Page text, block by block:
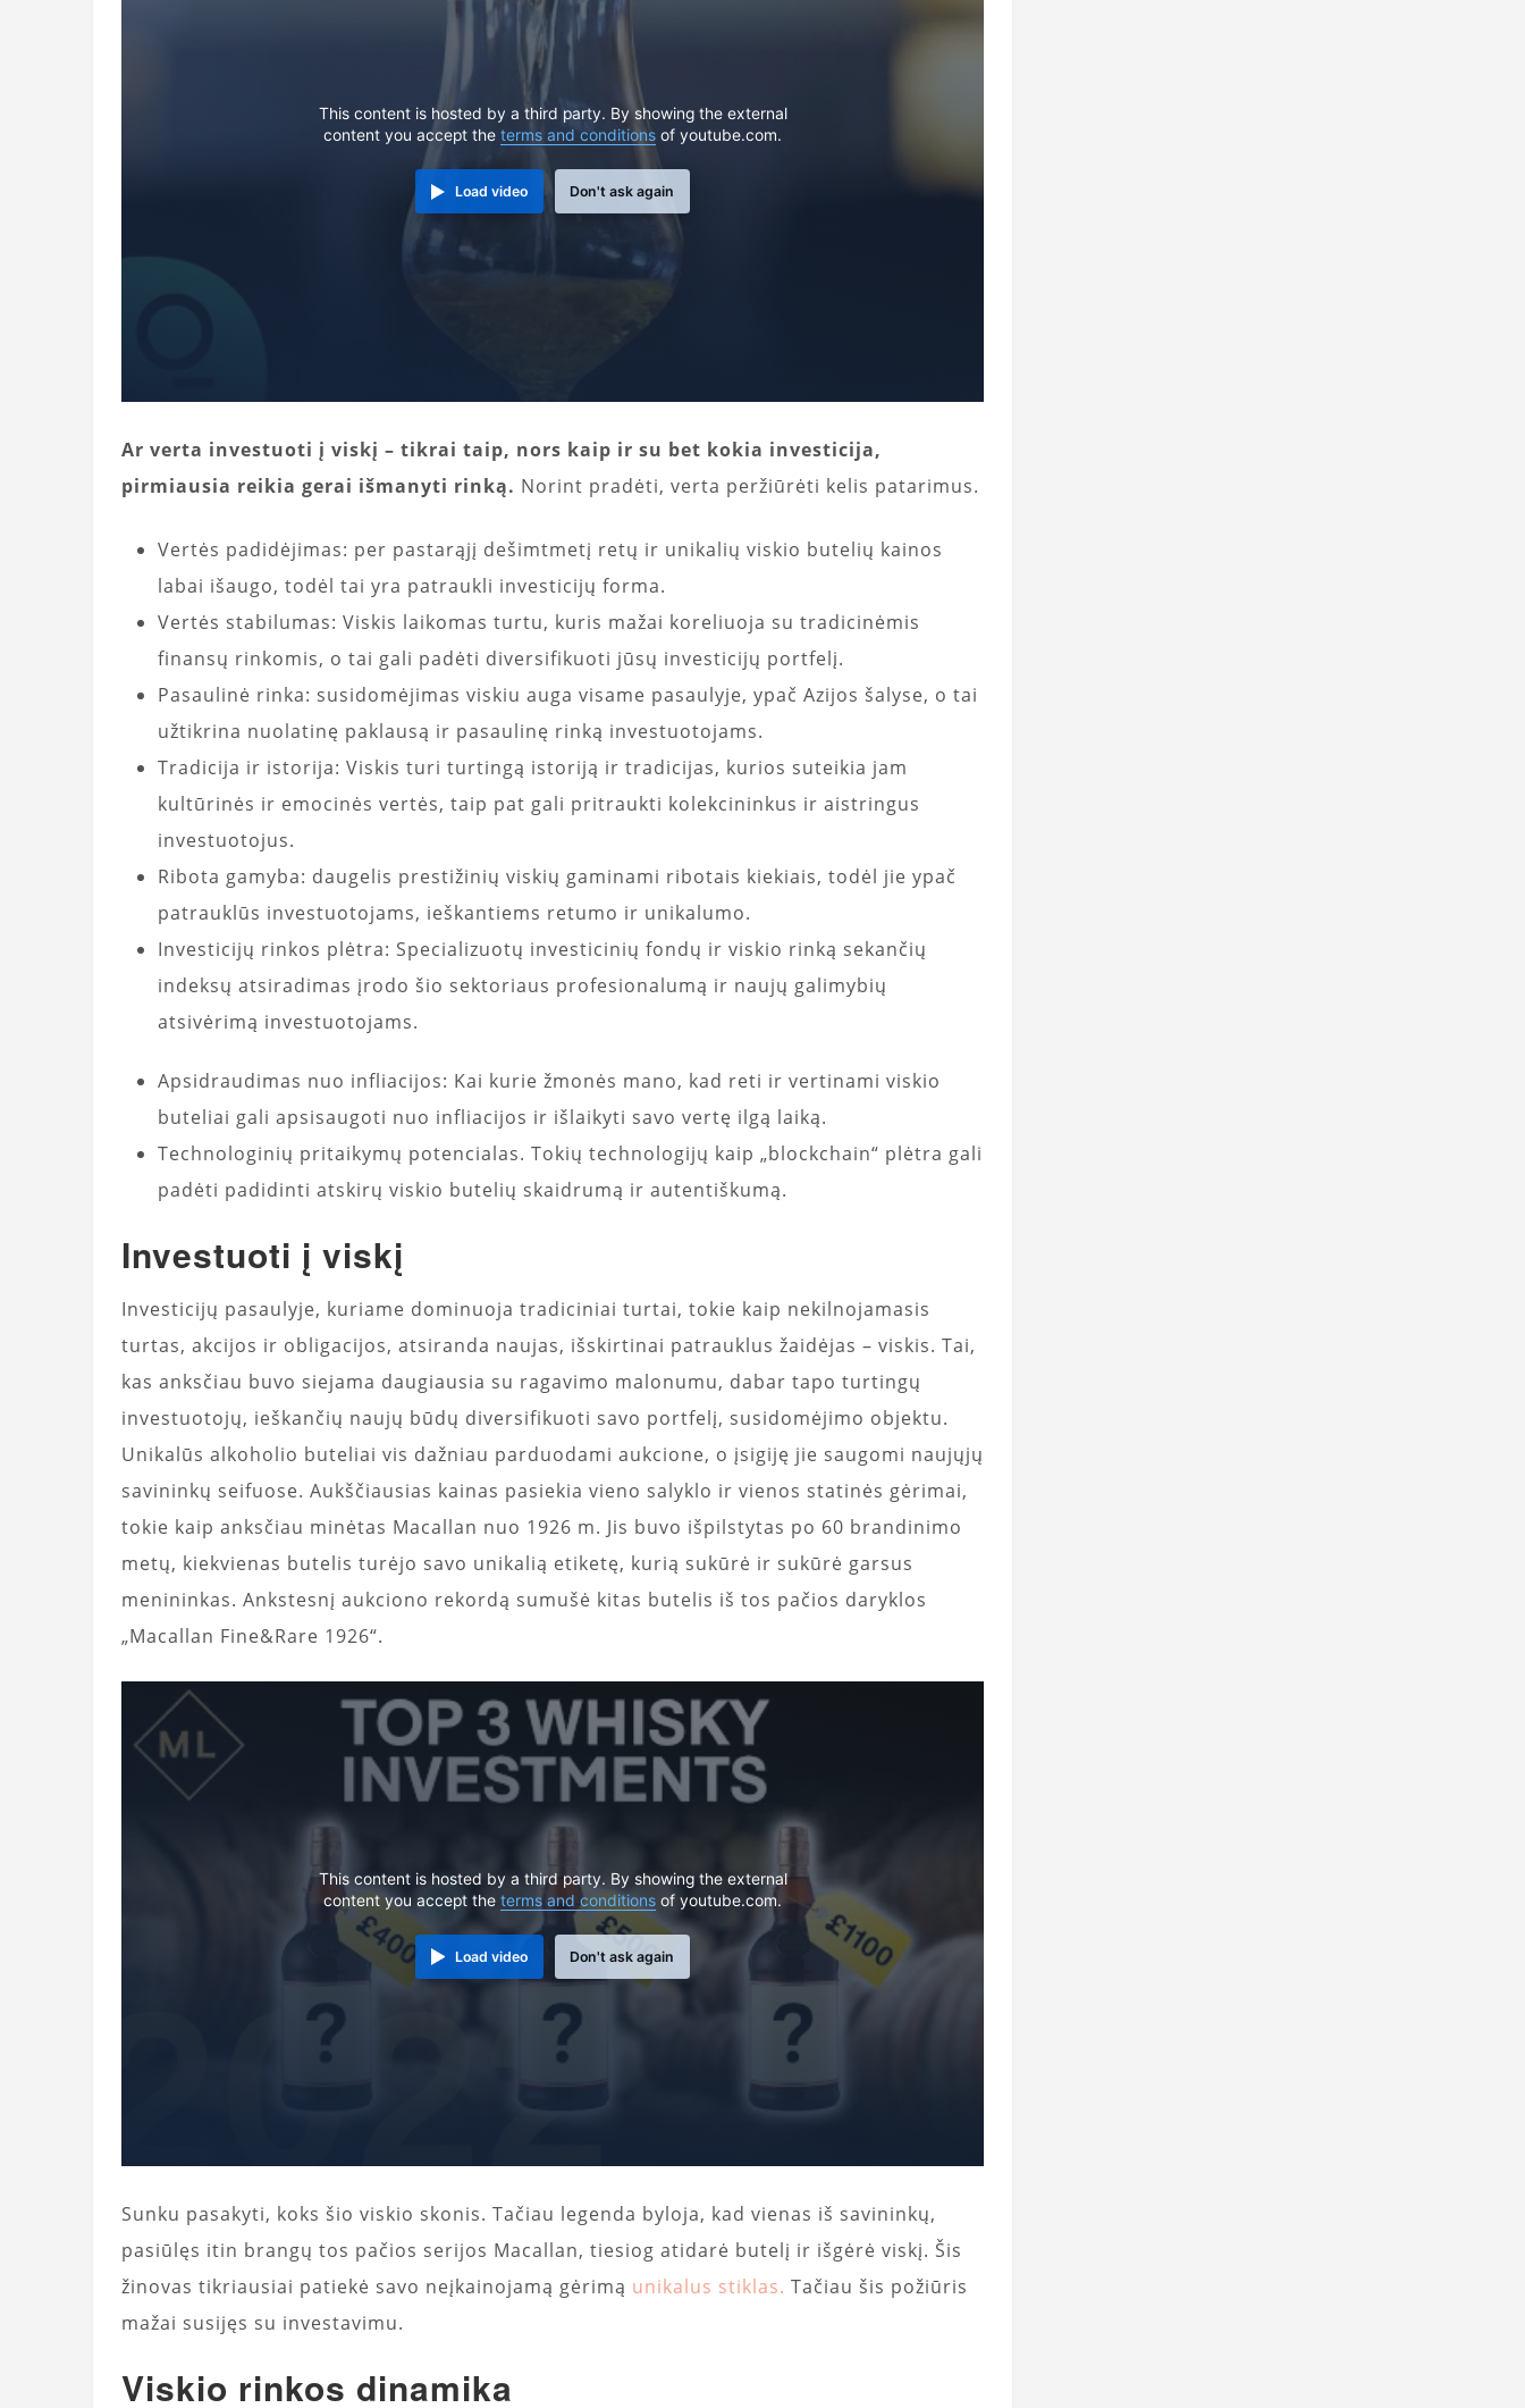
This content is hosted by a third party. By showing the external
content you accept the terms and conditions of youtube.com.
Load video Don't ask again
Ar verta investuoti į viskį – tikrai taip, nors kaip ir su bet kokia investicija,
pirmiausia reikia gerai išmanyti rinką. Norint pradėti, verta peržiūrėti kelis patarimus.
Vertės padidėjimas: per pastarąjį dešimtmetį retų ir unikalių viskio butelių kainos
labai išaugo, todėl tai yra patraukli investicijų forma.
Vertės stabilumas: Viskis laikomas turtu, kuris mažai koreliuoja su tradicinėmis
finansų rinkomis, o tai gali padėti diversifikuoti jūsų investicijų portfelį.
Pasaulinė rinka: susidomėjimas viskiu auga visame pasaulyje, ypač Azijos šalyse, o tai
užtikrina nuolatinę paklausą ir pasaulinę rinką investuotojams.
Tradicija ir istorija: Viskis turi turtingą istoriją ir tradicijas, kurios suteikia jam
kultūrinės ir emocinės vertės, taip pat gali pritraukti kolekcininkus ir aistringus
investuotojus.
Ribota gamyba: daugelis prestižinių viskių gaminami ribotais kiekiais, todėl jie ypač
patrauklūs investuotojams, ieškantiems retumo ir unikalumo.
Investicijų rinkos plėtra: Specializuotų investicinių fondų ir viskio rinką sekančių
indeksų atsiradimas įrodo šio sektoriaus profesionalumą ir naujų galimybių
atsivėrimą investuotojams.
Apsidraudimas nuo infliacijos: Kai kurie žmonės mano, kad reti ir vertinami viskio
buteliai gali apsisaugoti nuo infliacijos ir išlaikyti savo vertę ilgą laiką.
Technologinių pritaikymų potencialas. Tokių technologijų kaip „blockchain“ plėtra gali
padėti padidinti atskirų viskio butelių skaidrumą ir autentiškumą.
Investuoti į viskį
Investicijų pasaulyje, kuriame dominuoja tradiciniai turtai, tokie kaip nekilnojamasis
turtas, akcijos ir obligacijos, atsiranda naujas, išskirtinai patrauklus žaidėjas – viskis. Tai,
kas anksčiau buvo siejama daugiausia su ragavimo malonumu, dabar tapo turtingų
investuotojų, ieškančių naujų būdų diversifikuoti savo portfelį, susidomėjimo objektu.
Unikalūs alkoholio buteliai vis dažniau parduodami aukcione, o įsigiję jie saugomi naujųjų
savininkų seifuose. Aukščiausias kainas pasiekia vieno salyklo ir vienos statinės gėrimai,
tokie kaip anksčiau minėtas Macallan nuo 1926 m. Jis buvo išpilstytas po 60 brandinimo
metų, kiekvienas butelis turėjo savo unikalią etiketę, kurią sukūrė ir sukūrė garsus
menininkas. Ankstesnį aukciono rekordą sumušė kitas butelis iš tos pačios daryklos
„Macallan Fine&Rare 1926“.
This content is hosted by a third party. By showing the external
content you accept the terms and conditions of youtube.com.
Load video Don't ask again
Sunku pasakyti, koks šio viskio skonis. Tačiau legenda byloja, kad vienas iš savininkų,
pasiūlęs itin brangų tos pačios serijos Macallan, tiesiog atidarė butelį ir išgėrė viskį. Šis
žinovas tikriausiai patiekė savo neįkainojamą gėrimą unikalus stiklas. Tačiau šis požiūris
mažai susijęs su investavimu.
Viskio rinkos dinamika